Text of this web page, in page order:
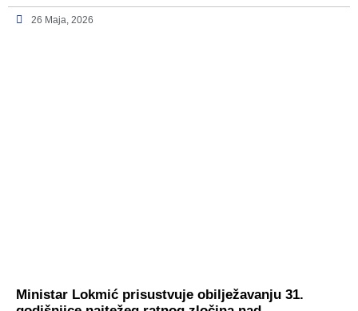
26 Maja, 2026
Ministar Lokmić prisustvuje obilježavanju 31.